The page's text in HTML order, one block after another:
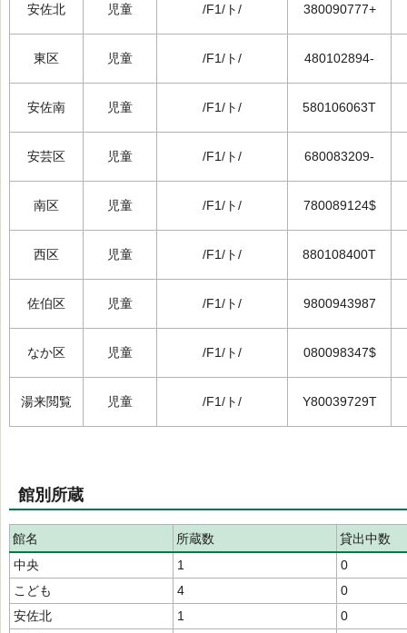
安佐北 児童 /F1/ト/ 380090777+
東区 児童 /F1/ト/ 480102894-
安佐南 児童 /F1/ト/ 580106063T
安芸区 児童 /F1/ト/ 680083209-
南区 児童 /F1/ト/ 780089124$
西区 児童 /F1/ト/ 880108400T
佐伯区 児童 /F1/ト/ 9800943987
なか区 児童 /F1/ト/ 080098347$
湯来閲覧 児童 /F1/ト/ Y80039729T
館別所蔵
館名 所蔵数
貸出中数
中央
1
0
こども
4
0
安佐北
1
0